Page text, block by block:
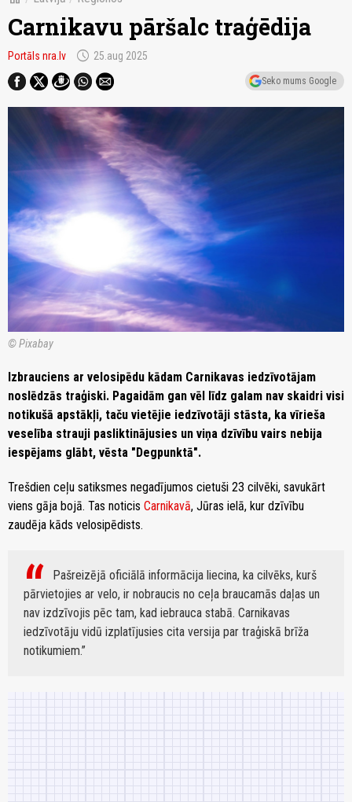
Carnikavu pāršalc traģēdija
Portāls nra.lv schedule 25.aug 2025
Seko mums Google
© Pixabay
Izbrauciens ar velosipēdu kādam Carnikavas iedzīvotājam
noslēdzās traģiski. Pagaidām gan vēl līdz galam nav skaidri visi
notikušā apstākļi, taču vietējie iedzīvotāji stāsta, ka vīrieša
veselība strauji pasliktinājusies un viņa dzīvību vairs nebija
iespējams glābt, vēsta "Degpunktā".
Trešdien ceļu satiksmes negadījumos cietuši 23 cilvēki, savukārt
viens gāja bojā. Tas noticis Carnikavā, Jūras ielā, kur dzīvību
zaudēja kāds velosipēdists.
Pašreizējā oficiālā informācija liecina, ka cilvēks, kurš
pārvietojies ar velo, ir nobraucis no ceļa braucamās daļas un
nav izdzīvojis pēc tam, kad iebrauca stabā. Carnikavas
iedzīvotāju vidū izplatījusies cita versija par traģiskā brīža
notikumiem.